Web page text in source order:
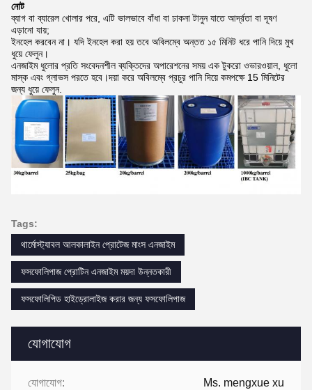
যোগাযোগ
যোগাযোগ: Ms. mengxue xu
নোট
ব্যাগ বা ব্যারেল খোলার পরে, এটি ভালভাবে বাঁধা বা ঢাকনা টানুন যাতে আর্দ্রতা বা দূষণ
এড়ানো যায়;
ইনহেল করবেন না। যদি ইনহেল করা হয় তবে অবিলম্বে অন্তত ১৫ মিনিট ধরে পানি দিয়ে মুখ
ধুয়ে ফেলুন।
এনজাইম ধুলোর প্রতি সংবেদনশীল ব্যক্তিদের অপারেশনের সময় এক টুকরো ওভারওয়াল, ধুলো
মাস্ক এবং গ্লাভস পরতে হবে।দয়া করে অবিলম্বে প্রচুর পানি দিয়ে কমপক্ষে 15 মিনিটের
জন্য ধুয়ে ফেলুন.
Tags:
থার্মোস্ট্যাবল আলকালাইন প্রোটেজ মাংস এনজাইম
ফসফোলিপাজ প্রোটিন এনজাইম ময়দা উন্নতকারী
ফসফোলিপিড হাইড্রোলাইজ করার জন্য ফসফোলিপাজ